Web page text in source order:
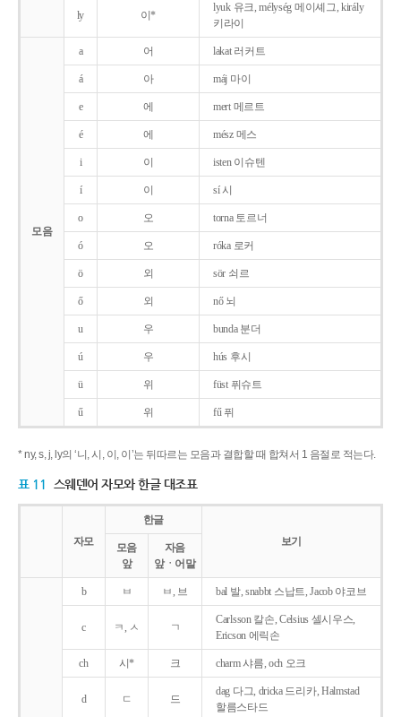
ly 이*
lyuk 유크, mélység 메이셰그, király
키라이
모음
a 어 lakat 러커트
á 아 máj 마이
e 에 mert 메르트
é 에 mész 메스
i 이 isten 이슈텐
í 이 sí 시
o 오 torna 토르너
ó 오 róka 로커
ö 외 sör 쇠르
ő 외 nő 뇌
u 우 bunda 분더
ú 우 hús 후시
ü 위 füst 퓌슈트
ű 위 fű 퓌
* ny, s, j, ly의 ‘니, 시, 이, 이’는 뒤따르는 모음과 결합할 때 합쳐서 1 음절로 적는다.
표 11 스웨덴어 자모와 한글 대조표
자모
한글
보기
모음
앞
자음
앞ㆍ어말
b ㅂ ㅂ, 브 bal 발, snabbt 스납트, Jacob 야코브
c ㅋ, ㅅ ㄱ
Carlsson 칼손, Celsius 셀시우스,
Ericson 에릭손
ch 시* 크 charm 샤름, och 오크
d ㄷ 드
dag 다그, dricka 드리카, Halmstad
할름스타드